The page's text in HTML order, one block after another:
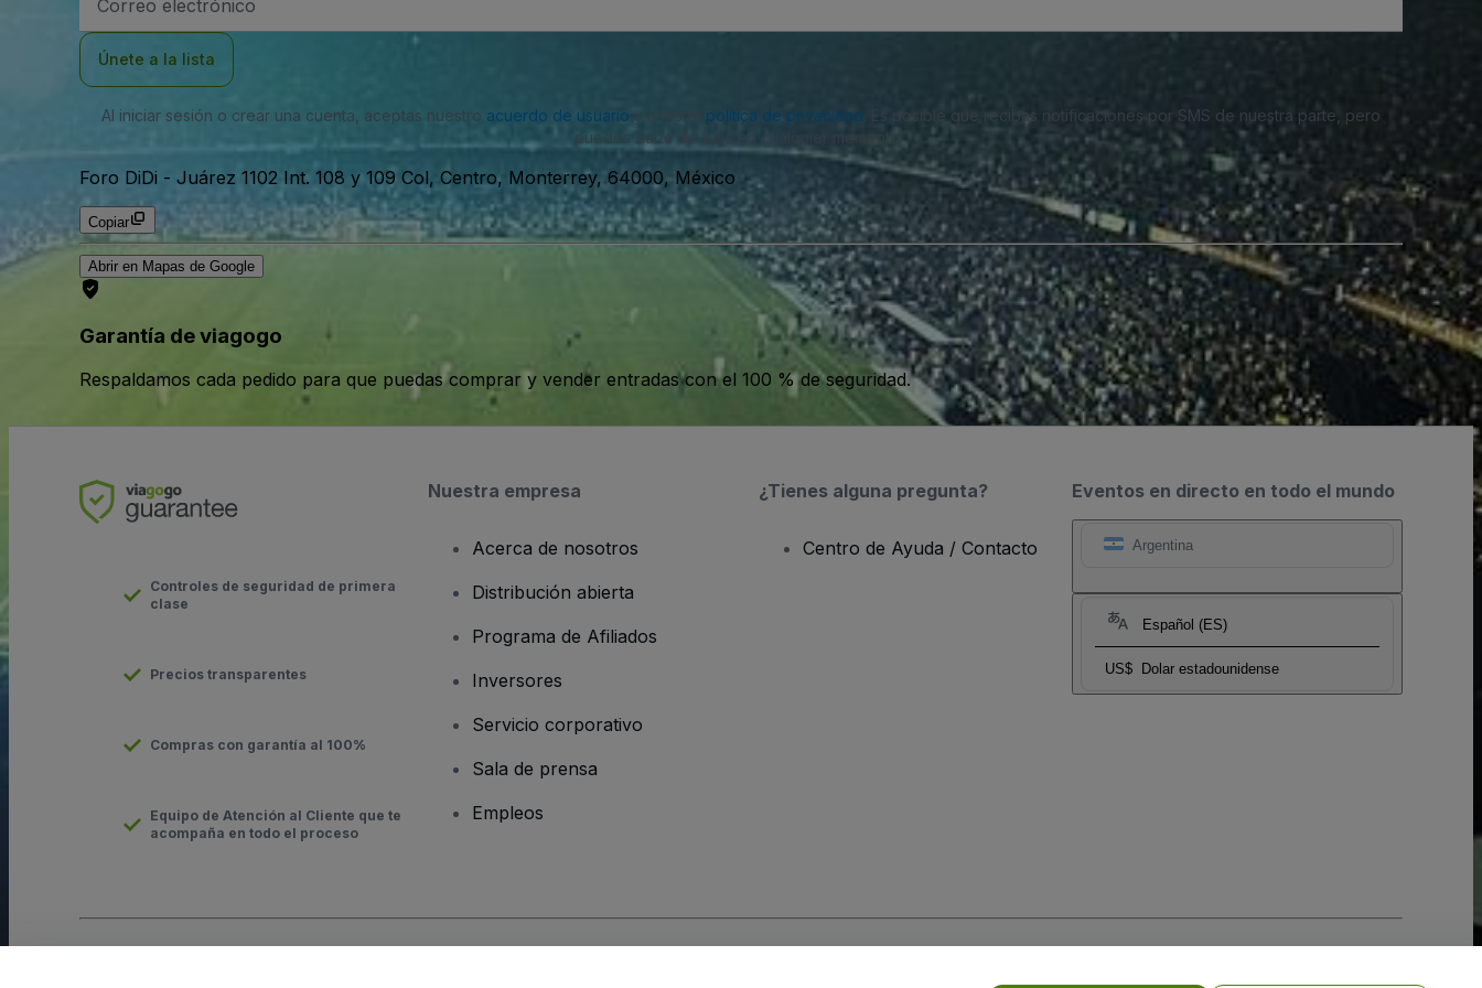
de
Únete a la lista
Al iniciar sesión o crear una cuenta, aceptas nuestro acuerdo de usuario política de privacidad . Es posible que recibas notificaciones por SMS de nuestra parte, pero
puedes darte de baja en cualquier momento.
Foro DiDi - Juárez 1102 Int. 108 y 109 Col, Centro, Monterrey, 64000, México
Copiar
Abrir en Mapas de Google
Garantía de viagogo
Respaldamos cada pedido para que puedas comprar y vender entradas con el 100 % de seguridad.
Eventos en directo en todo el mundo
Argentina
Español (ES)
US$ Dolar estadounidense
Controles de seguridad de primera
clase
Precios transparentes
Compras con garantía al 100%
Equipo de Atención al Cliente que te
acompaña en todo el proceso
Nuestra empresa
Acerca de nosotros
Distribución abierta
Programa de Afiliados
Inversores
Servicio corporativo
Sala de prensa
Empleos
¿Tienes alguna pregunta?
Centro de Ayuda / Contacto